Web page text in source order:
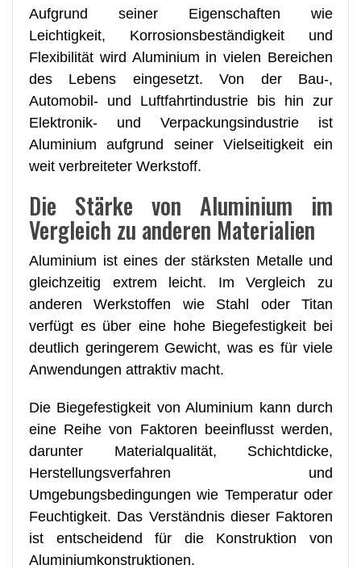
Aufgrund seiner Eigenschaften wie
Leichtigkeit, Korrosionsbeständigkeit und
Flexibilität wird Aluminium in vielen Bereichen
des Lebens eingesetzt. Von der Bau-,
Automobil- und Luftfahrtindustrie bis hin zur
Elektronik- und Verpackungsindustrie ist
Aluminium aufgrund seiner Vielseitigkeit ein
weit verbreiteter Werkstoff.
Die Stärke von Aluminium im
Vergleich zu anderen Materialien
Aluminium ist eines der stärksten Metalle und
gleichzeitig extrem leicht. Im Vergleich zu
anderen Werkstoffen wie Stahl oder Titan
verfügt es über eine hohe Biegefestigkeit bei
deutlich geringerem Gewicht, was es für viele
Anwendungen attraktiv macht.
Die Biegefestigkeit von Aluminium kann durch
eine Reihe von Faktoren beeinflusst werden,
darunter Materialqualität, Schichtdicke,
Herstellungsverfahren und
Umgebungsbedingungen wie Temperatur oder
Feuchtigkeit. Das Verständnis dieser Faktoren
ist entscheidend für die Konstruktion von
Aluminiumkonstruktionen.